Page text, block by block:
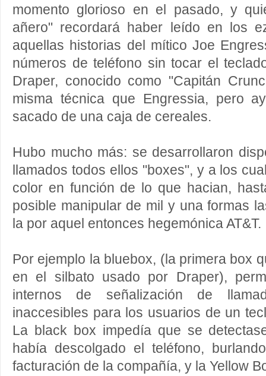
momento glorioso en el pasado, y
añero" recordará haber leído en los
aquellas historias del mítico Joe
números de teléfono sin tocar el
Draper, conocido como "Capitán
misma técnica que Engressia, pero
sacado de una caja de cereales.
Hubo mucho más: se desarrollaron
llamados todos ellos "boxes", y a los
color en función de lo que hacian,
posible manipular de mil y una formas
la por aquel entonces hegemónica AT&T.
Por ejemplo la bluebox, (la primera box
en el silbato usado por Draper),
internos de señalización de
inaccesibles para los usuarios de un
La black box impedía que se
había descolgado el teléfono,
facturación de la compañía, y la Yellow